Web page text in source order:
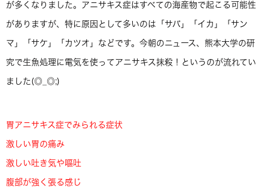
が多くなりました。アニサキス症はすべての海産物で起こる可能性
がありますが、特に原因として多いのは「サバ」「イカ」「サン
マ」「サケ」「カツオ」などです。今朝のニュース、熊本大学の研
究で生魚処理に電気を使ってアニサキス抹殺！というのが流れてい
ました(◎_◎;)
胃アニサキス症でみられる症状
激しい胃の痛み
激しい吐き気や嘔吐
腹部が強く張る感じ